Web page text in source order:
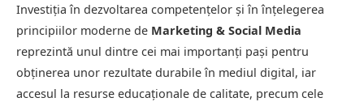
Investiția în dezvoltarea competențelor și în înțelegerea
principiilor moderne de Marketing & Social Media
reprezintă unul dintre cei mai importanți pași pentru
obținerea unor rezultate durabile în mediul digital, iar
accesul la resurse educaționale de calitate, precum cele